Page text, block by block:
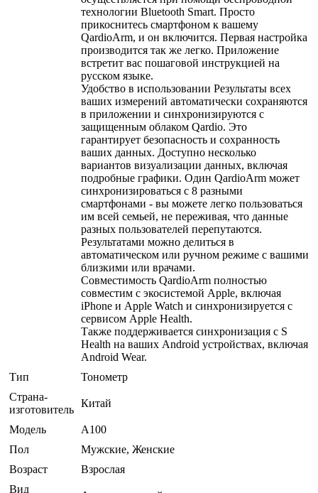
технологии Bluetooth Smart. Просто
прикоснитесь смартфоном к вашему
QardioArm, и он включится. Первая настройка
производится так же легко. Приложение
встретит вас пошаговой инструкцией на
русском языке.
Удобство в использовании Результаты всех
ваших измерений автоматически сохраняются
в приложении и синхронизируются с
защищенным облаком Qardio. Это
гарантирует безопасность и сохранность
ваших данных. Доступно несколько
вариантов визуализации данных, включая
подробные графики. Один QardioArm может
синхронизироваться с 8 разными
смартфонами - вы можете легко пользоваться
им всей семьей, не переживая, что данные
разных пользователей перепутаются.
Результатами можно делиться в
автоматическом или ручном режиме с вашими
близкими или врачами.
Совместимость QardioArm полностью
совместим с экосистемой Apple, включая
iPhone и Apple Watch и синхронизируется с
сервисом Apple Health.
Также поддерживается синхронизация с S
Health на ваших Android устройствах, включая
Android Wear.
Тип
Тонометр
Страна-
изготовитель
Китай
Модель
A100
Пол
Мужские, Женские
Возраст
Взрослая
Вид